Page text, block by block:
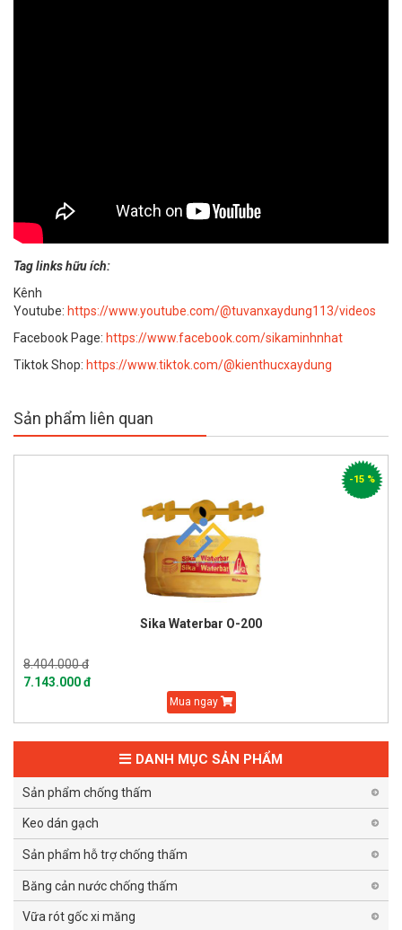
Tag links hữu ích:
Kênh
Youtube: https://www.youtube.com/@tuvanxaydung113/videos
Facebook Page: https://www.facebook.com/sikaminhnhat
Tiktok Shop: https://www.tiktok.com/@kienthucxaydung
Sản phẩm liên quan
Sika Waterbar O-200
8.404.000 đ
7.143.000 đ
Mua ngay
-15 %
DANH MỤC SẢN PHẨM
Sản phẩm chống thấm
Keo dán gạch
Sản phẩm hỗ trợ chống thấm
Băng cản nước chống thấm
Vữa rót gốc xi măng